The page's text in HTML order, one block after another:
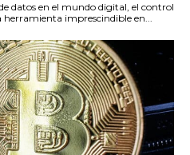
datos en el mundo digital, el control
herramienta imprescindible en...